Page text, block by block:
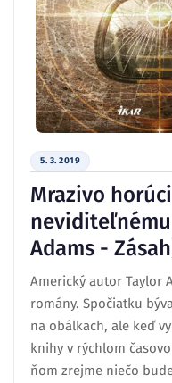
5. 3. 2019
Mrazivo
Adams -
Americký autor Taylor
romány. Spočiatku
na obálkach, ale keď
knihy v rýchlom
ňom zrejme niečo